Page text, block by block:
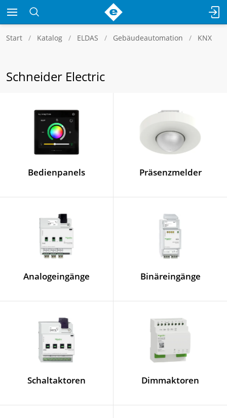
Start Katalog ELDAS Gebäudeautomation KNX
Schneider Electric
Bedienpanels Präsenzmelder
Analogeingänge Binäreingänge
Schaltaktoren Dimmaktoren